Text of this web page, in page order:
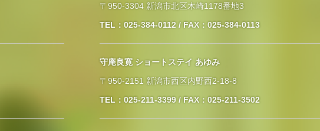
〒950-3304 新潟市北区木崎1178番地3
TEL：025-384-0112 / FAX：025-384-0113
守庵良寛 ショートステイ あゆみ
〒950-2151 新潟市西区内野西2-18-8
TEL：025-211-3399 / FAX：025-211-3502